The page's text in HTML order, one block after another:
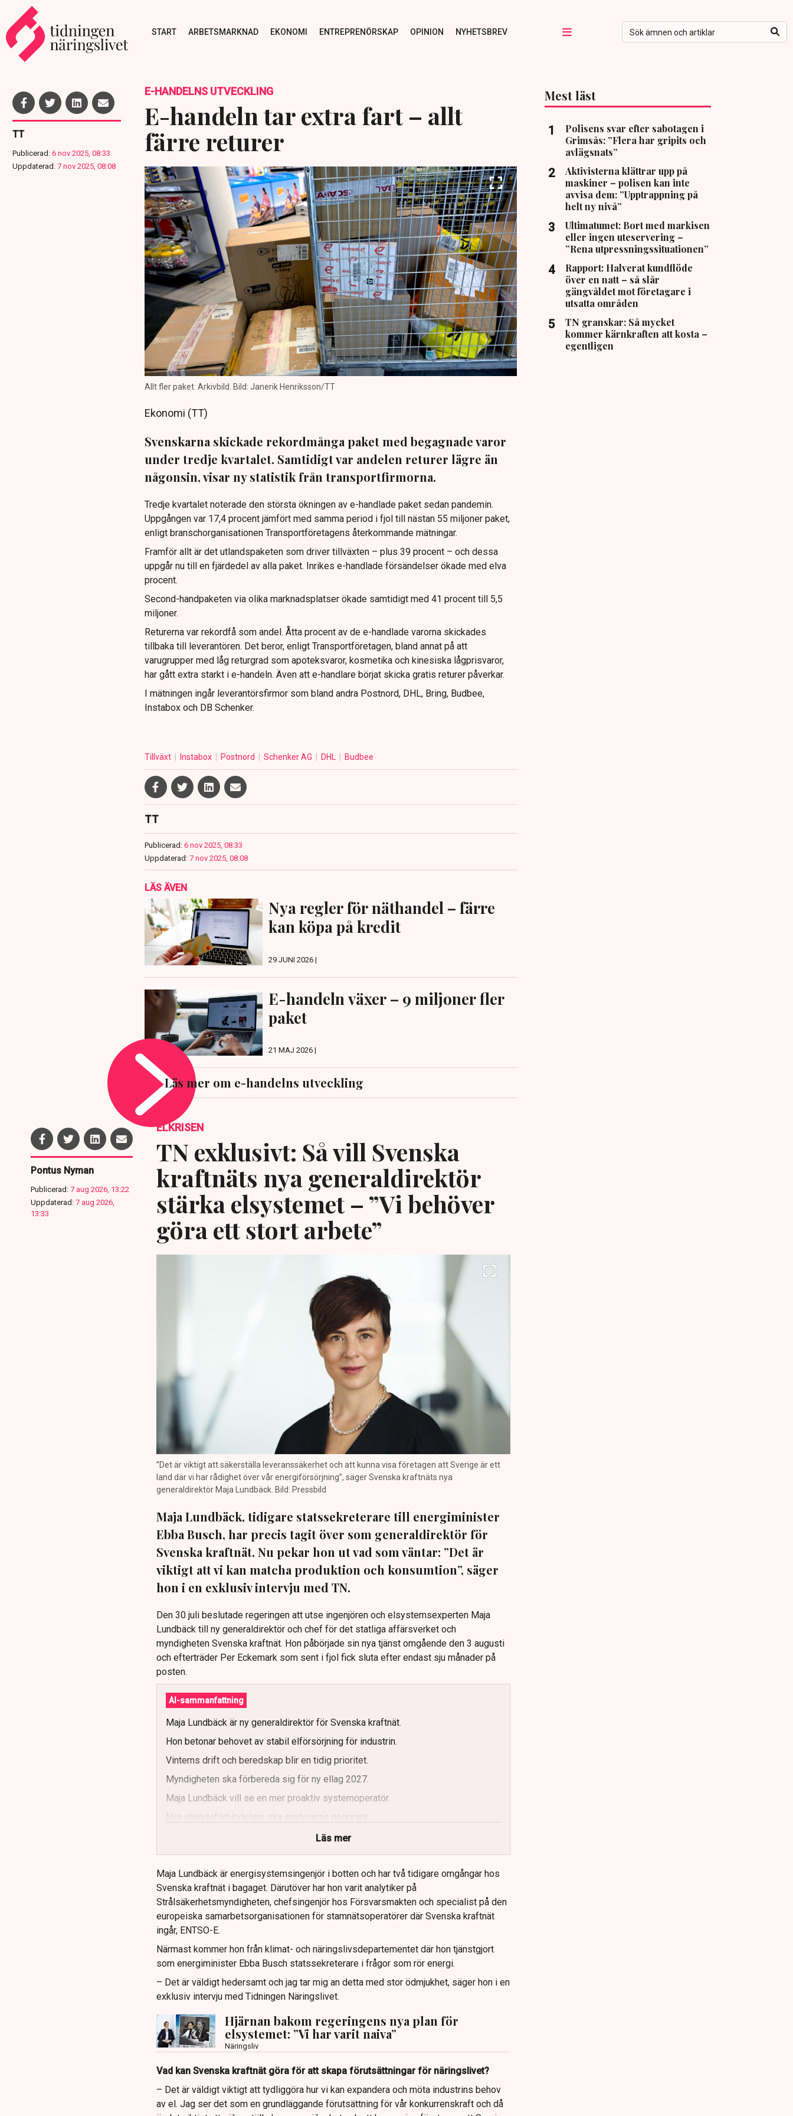
START ARBETSMARKNAD EKONOMI ENTREPRENÖRSKAP OPINION NYHETSBREV
TT
Publicerad: 6 nov 2025, 08:33
Uppdaterad: 7 nov 2025, 08:08
E-HANDELNS UTVECKLING
E-handeln tar extra fart – allt
färre returer
Allt fler paket. Arkivbild. Bild: Janerik Henriksson/TT
Ekonomi (TT)
Svenskarna skickade rekordmånga paket med begagnade varor
under tredje kvartalet. Samtidigt var andelen returer lägre än
någonsin, visar ny statistik från transportfirmorna.
Tredje kvartalet noterade den största ökningen av e-handlade paket sedan pandemin.
Uppgången var 17,4 procent jämfört med samma period i fjol till nästan 55 miljoner paket,
enligt branschorganisationen Transportföretagens återkommande mätningar.
Framför allt är det utlandspaketen som driver tillväxten – plus 39 procent – och dessa
uppgår nu till en fjärdedel av alla paket. Inrikes e-handlade försändelser ökade med elva
procent.
Second-handpaketen via olika marknadsplatser ökade samtidigt med 41 procent till 5,5
miljoner.
Returerna var rekordfå som andel. Åtta procent av de e-handlade varorna skickades
tillbaka till leverantören. Det beror, enligt Transportföretagen, bland annat på att
varugrupper med låg returgrad som apoteksvaror, kosmetika och kinesiska lågprisvaror,
har gått extra starkt i e-handeln. Även att e-handlare börjat skicka gratis returer påverkar.
I mätningen ingår leverantörsfirmor som bland andra Postnord, DHL, Bring, Budbee,
Instabox och DB Schenker.
Tillväxt Instabox Postnord Schenker AG DHL Budbee
TT
Publicerad: 6 nov 2025, 08:33
Uppdaterad: 7 nov 2025, 08:08
LÄS ÄVEN
Nya regler för näthandel – färre
kan köpa på kredit
29 JUNI 2026 |
E-handeln växer – 9 miljoner fler
paket
21 MAJ 2026 |
Läs mer om e-handelns utveckling
Mest läst
Polisens svar efter sabotagen i
Grimsås: ”Flera har gripits och
avlägsnats”
Aktivisterna klättrar upp på
maskiner – polisen kan inte
avvisa dem: ”Upptrappning på
helt ny nivå”
Ultimatumet: Bort med markisen
eller ingen uteservering –
”Rena utpressningssituationen”
Rapport: Halverat kundflöde
över en natt – så slår
gängvåldet mot företagare i
utsatta områden
TN granskar: Så mycket
kommer kärnkraften att kosta –
egentligen
Pontus Nyman
Publicerad: 7 aug 2026, 13:22
Uppdaterad: 7 aug 2026,
13:33
ELKRISEN
TN exklusivt: Så vill Svenska
kraftnäts nya generaldirektör
stärka elsystemet – ”Vi behöver
göra ett stort arbete”
”Det är viktigt att säkerställa leveranssäkerhet och att kunna visa företagen att Sverige är ett
land där vi har rådighet över vår energiförsörjning”, säger Svenska kraftnäts nya
generaldirektör Maja Lundbäck. Bild: Pressbild
Maja Lundbäck, tidigare statssekreterare till energiminister
Ebba Busch, har precis tagit över som generaldirektör för
Svenska kraftnät. Nu pekar hon ut vad som väntar: ”Det är
viktigt att vi kan matcha produktion och konsumtion”, säger
hon i en exklusiv intervju med TN.
Den 30 juli beslutade regeringen att utse ingenjören och elsystemsexperten Maja
Lundbäck till ny generaldirektör och chef för det statliga affärsverket och
myndigheten Svenska kraftnät. Hon påbörjade sin nya tjänst omgående den 3 augusti
och efterträder Per Eckemark som sent i fjol fick sluta efter endast sju månader på
posten.
AI-sammanfattning
Maja Lundbäck är ny generaldirektör för Svenska kraftnät.
Hon betonar behovet av stabil elförsörjning för industrin.
Vinterns drift och beredskap blir en tidig prioritet.
Myndigheten ska förbereda sig för ny ellag 2027.
Maja Lundbäck vill se en mer proaktiv systemoperatör.
Nya utlandsförbindelser ska analyseras noggrant.
Läs mer
Maja Lundbäck är energisystemsingenjör i botten och har två tidigare omgångar hos
Svenska kraftnät i bagaget. Därutöver har hon varit analytiker på
Strålsäkerhetsmyndigheten, chefsingenjör hos Försvarsmakten och specialist på den
europeiska samarbetsorganisationen för stamnätsoperatörer där Svenska kraftnät
ingår, ENTSO-E.
Närmast kommer hon från klimat- och näringslivsdepartementet där hon tjänstgjort
som energiminister Ebba Busch statssekreterare i frågor som rör energi.
– Det är väldigt hedersamt och jag tar mig an detta med stor ödmjukhet, säger hon i en
exklusiv intervju med Tidningen Näringslivet.
Hjärnan bakom regeringens nya plan för
elsystemet: ”Vi har varit naiva”
Näringsliv
Vad kan Svenska kraftnät göra för att skapa förutsättningar för näringslivet?
– Det är väldigt viktigt att tydliggöra hur vi kan expandera och möta industrins behov
av el. Jag ser det som en grundläggande förutsättning för vår konkurrenskraft och då